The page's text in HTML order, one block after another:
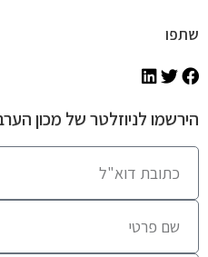
שתפו
הירשמו לניוזלטר של מכון